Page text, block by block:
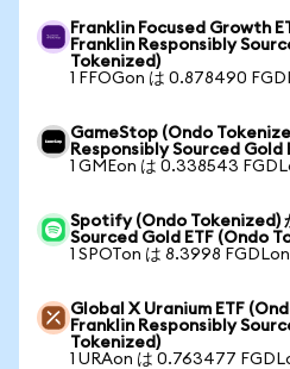
Franklin Focused Growth
Franklin Responsibly
Tokenized)
1 FFOGon は 0.878490
GameStop (Ondo
Responsibly Sourced Gold
1 GMEon は 0.338543
Spotify (Ondo Tokenized)
Sourced Gold ETF (Ondo
1 SPOTon は 8.3998
Global X Uranium ETF
Franklin Responsibly
Tokenized)
1 URAon は 0.763477